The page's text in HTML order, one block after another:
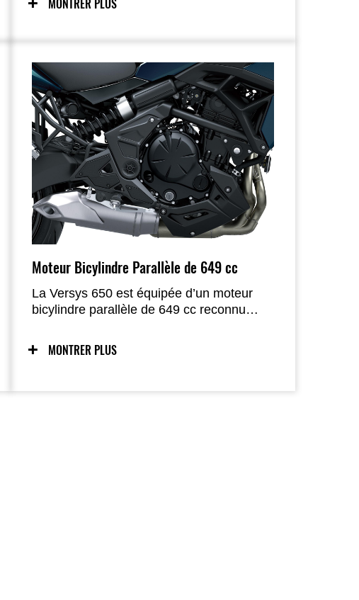
l’arrière, tandis que l’association équilibrée
que les carénages soignés privilégient le
confort du pilote.
MONTRER PLUS
Moteur Bicylindre Parallèle de 649 cc
La Versys 650 est équipée d’un moteur
bicylindre parallèle de 649 cc reconnu
puissance à bas et mi-régime, idéal pour
les balades sportives du week-end comme
MONTRER PLUS